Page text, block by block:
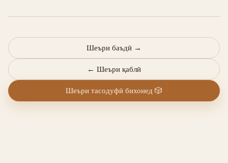
← Шеъри қаблӣ
Шеъри баъдӣ →
Шеъри тасодуфӣ бихонед 🎲